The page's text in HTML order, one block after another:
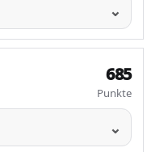
685
Punkte